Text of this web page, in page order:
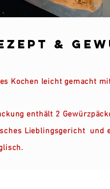
&
Kochen leicht gemacht
enthält 2
Lieblingsgericht und